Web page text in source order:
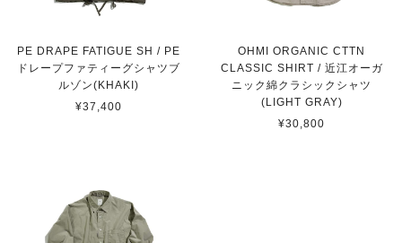
PE DRAPE FATIGUE SH / PE
ドレープファティーグシャツブ
ルゾン(KHAKI)
¥37,400
OHMI ORGANIC CTTN
CLASSIC SHIRT / 近江オーガ
ニック綿クラシックシャツ
(LIGHT GRAY)
¥30,800